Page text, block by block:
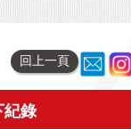
回上一頁
紀錄